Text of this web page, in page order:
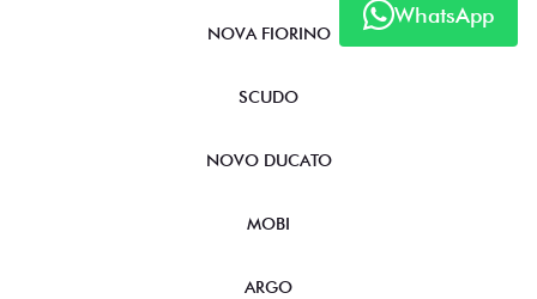
WhatsApp
NOVA FIORINO
SCUDO
NOVO DUCATO
MOBI
ARGO